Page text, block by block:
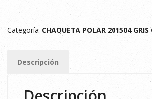
201504
cantidad
Categoría: CHAQUETA POLAR 201504 GRIS
Descripción